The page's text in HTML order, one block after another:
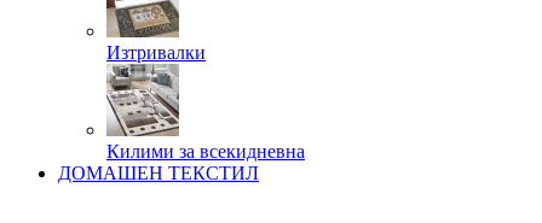
Изтривалки
Килими за всекидневна
ДОМАШЕН ТЕКСТИЛ